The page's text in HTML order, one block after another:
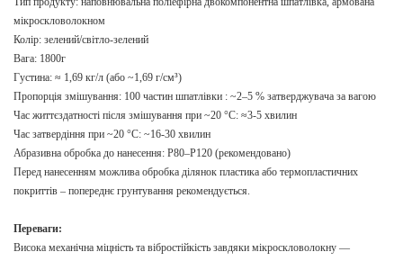
мікроскловолокном
Колір: зелений/світло-зелений
Вага: 1800г
Густина: ≈ 1,69 кг/л (або ~1,69 г/см³)
Пропорція змішування: 100 частин шпатлівки : ~2–5 % затверджувача за вагою
Час життєздатності після змішування при ~20 °C: ≈3-5 хвилин
Час затвердіння при ~20 °C: ~16-30 хвилин
Абразивна обробка до нанесення: P80–P120 (рекомендовано)
Перед нанесенням можлива обробка ділянок пластика або термопластичних
покриттів – попереднє грунтування рекомендується.
Переваги:
Висока механічна міцність та вібростійкість завдяки мікроскловолокну —